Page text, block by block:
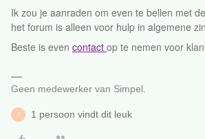
Ik zou je aanraden om even te bellen met
het forum is alleen voor hulp in algemene
Beste is even contact op te nemen voor
Geen medewerker van Simpel.
J 1 persoon vindt dit leuk